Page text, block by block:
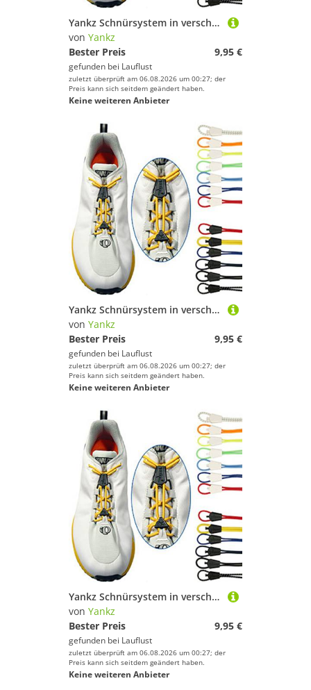
Yankz Schnürsystem in verschiedenen Farben
von Yankz
Bester Preis
9,95 €
gefunden bei Lauflust
zuletzt überprüft am 06.08.2026 um 00:27; der
Preis kann sich seitdem geändert haben.
Keine weiteren Anbieter
Yankz Schnürsystem in verschiedenen Farben
von Yankz
Bester Preis
9,95 €
gefunden bei Lauflust
zuletzt überprüft am 06.08.2026 um 00:27; der
Preis kann sich seitdem geändert haben.
Keine weiteren Anbieter
Yankz Schnürsystem in verschiedenen Farben
von Yankz
Bester Preis
9,95 €
gefunden bei Lauflust
zuletzt überprüft am 06.08.2026 um 00:27; der
Preis kann sich seitdem geändert haben.
Keine weiteren Anbieter